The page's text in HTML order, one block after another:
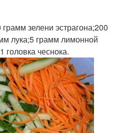
зелени эстрагона;200
лука;5 грамм лимонной
головка чеснока.